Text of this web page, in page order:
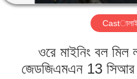
আমাদের
কারখানা
Castালাই
ওরে মাইনিং বল মিল
জেডজিএমএন 13 সিআর